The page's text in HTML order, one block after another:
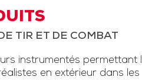
TIR ET DE COMBAT
instrumentés permettant
en extérieur dans les